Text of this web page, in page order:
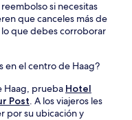
si necesitas
que canceles más de
que debes corroborar
en el centro de Haag?
Haag, prueba Hotel
Post. A los viajeros les
por su ubicación y